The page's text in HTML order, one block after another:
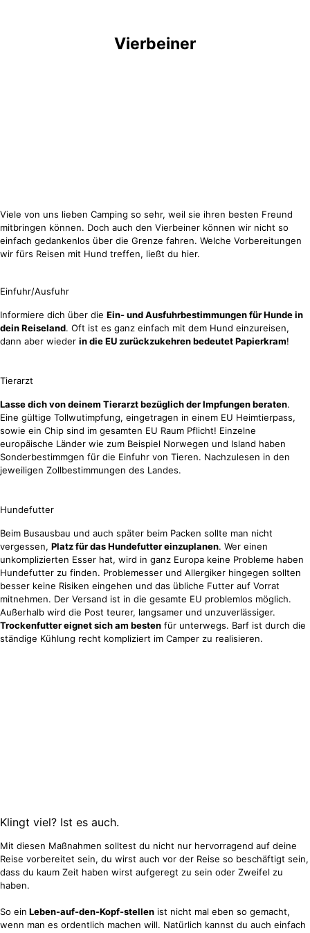
Vierbeiner
Viele von uns lieben Camping so sehr, weil sie ihren besten Freund
mitbringen können. Doch auch den Vierbeiner können wir nicht so
einfach gedankenlos über die Grenze fahren. Welche Vorbereitungen
wir fürs Reisen mit Hund treffen, ließt du hier.
Einfuhr/Ausfuhr
Informiere dich über die Ein- und Ausfuhrbestimmungen für Hunde in
dein Reiseland. Oft ist es ganz einfach mit dem Hund einzureisen,
dann aber wieder in die EU zurückzukehren bedeutet Papierkram!
Tierarzt
Lasse dich von deinem Tierarzt bezüglich der Impfungen beraten.
Eine gültige Tollwutimpfung, eingetragen in einem EU Heimtierpass,
sowie ein Chip sind im gesamten EU Raum Pflicht! Einzelne
europäische Länder wie zum Beispiel Norwegen und Island haben
Sonderbestimmgen für die Einfuhr von Tieren. Nachzulesen in den
jeweiligen Zollbestimmungen des Landes.
Hundefutter
Beim Busausbau und auch später beim Packen sollte man nicht
vergessen, Platz für das Hundefutter einzuplanen. Wer einen
unkomplizierten Esser hat, wird in ganz Europa keine Probleme haben
Hundefutter zu finden. Problemesser und Allergiker hingegen sollten
besser keine Risiken eingehen und das übliche Futter auf Vorrat
mitnehmen. Der Versand ist in die gesamte EU problemlos möglich.
Außerhalb wird die Post teurer, langsamer und unzuverlässiger.
Trockenfutter eignet sich am besten für unterwegs. Barf ist durch die
ständige Kühlung recht kompliziert im Camper zu realisieren.
Klingt viel? Ist es auch.
Mit diesen Maßnahmen solltest du nicht nur hervorragend auf deine
Reise vorbereitet sein, du wirst auch vor der Reise so beschäftigt sein,
dass du kaum Zeit haben wirst aufgeregt zu sein oder Zweifel zu
haben.
So ein Leben-auf-den-Kopf-stellen ist nicht mal eben so gemacht,
wenn man es ordentlich machen will. Natürlich kannst du auch einfach